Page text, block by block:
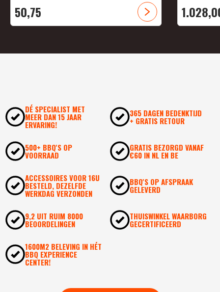
50,75 1.028,
DÉ SPECIALIST MET
MEER DAN 15 JAAR
ERVARING!
365 DAGEN BEDENKTIJD
+ GRATIS RETOUR
500+ BBQ'S OP
VOORRAAD
GRATIS BEZORGD VANAF
€60 IN NL EN BE
ACCESSOIRES VOOR 16U
BESTELD, DEZELFDE
WERKDAG VERZONDEN
BBQ'S OP AFSPRAAK
GELEVERD
9,2 UIT RUIM 8000
BEOORDELINGEN
THUISWINKEL WAARBORG
GECERTIFICEERD
1600M2 BELEVING IN HÉT
BBQ EXPERIENCE
CENTER!